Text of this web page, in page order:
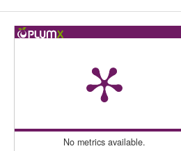
No metrics available.